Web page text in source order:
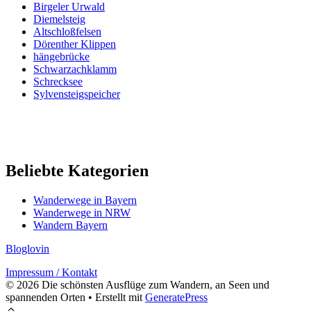
Birgeler Urwald
Diemelsteig
Altschloßfelsen
Dörenther Klippen
hängebrücke
Schwarzachklamm
Schrecksee
Sylvensteigspeicher
Beliebte Kategorien
Wanderwege in Bayern
Wanderwege in NRW
Wandern Bayern
Bloglovin
Impressum / Kontakt
© 2026 Die schönsten Ausflüge zum Wandern, an Seen und
spannenden Orten • Erstellt mit GeneratePress